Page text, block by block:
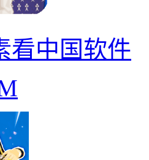
看中国软件